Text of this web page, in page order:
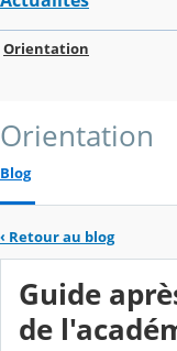
Orientation
Orientation
Blog
‹ Retour au blog
Guide
de